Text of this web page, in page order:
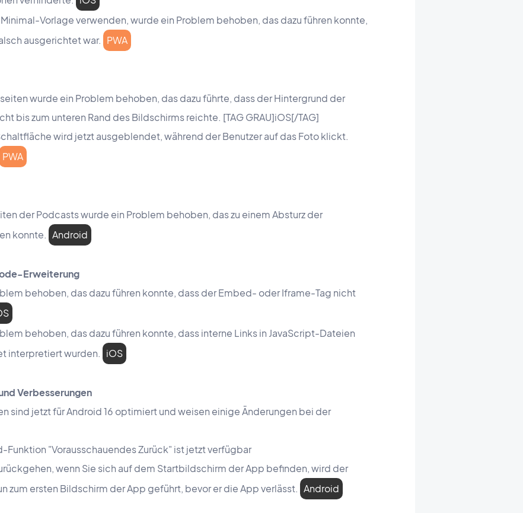
Vorlage verwenden, wurde ein Problem behoben, das dazu führen konnte,
ausgerichtet war. PWA
wurde ein Problem behoben, das dazu führte, dass der Hintergrund der
bis zum unteren Rand des Bildschirms reichte. [TAG GRAU]iOS[/TAG]
wird jetzt ausgeblendet, während der Benutzer auf das Foto klickt.
PWA
der Podcasts wurde ein Problem behoben, das zu einem Absturz der
konnte. Android
Erweiterung
behoben, das dazu führen konnte, dass der Embed- oder Iframe-Tag nicht
behoben, das dazu führen konnte, dass interne Links in JavaScript-Dateien
interpretiert wurden. iOS
Verbesserungen
sind jetzt für Android 16 optimiert und weisen einige Änderungen bei der
Funktion "Vorausschauendes Zurück" ist jetzt verfügbar
wenn Sie sich auf dem Startbildschirm der App befinden, wird der
zum ersten Bildschirm der App geführt, bevor er die App verlässt. Android